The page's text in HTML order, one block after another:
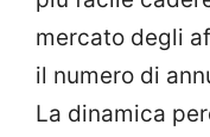
mercato degli
il numero di
La dinamica